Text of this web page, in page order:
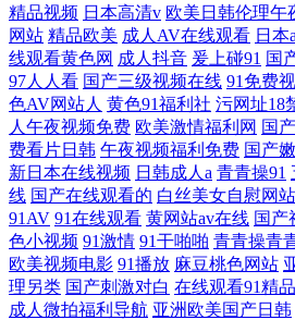
精品视频 日本高清v 欧美日韩伦理午
网站 精品欧美 成人AV在线观看 日本
线观看黄色网 成人抖音 爰上碰91 国
97人人看 国产三级视频在线 91免费
色AV网站人 黄色91福利社 污网址18
人午夜视频免费 欧美激情福利网 国
费看片日韩 午夜视频福利免费 国产
新日本在线视频 日韩成人a 青青操91
线 国产在线观看的 白丝美女自慰网站
91AV 91在线观看 黄网站av在线 国产
色小视频 91激情 91干啪啪 青青操青
欧美视频电影 91播放 麻豆桃色网站
理另类 国产刺激对白 在线观看91精品
成人微拍福利导航 亚洲欧美国产日韩